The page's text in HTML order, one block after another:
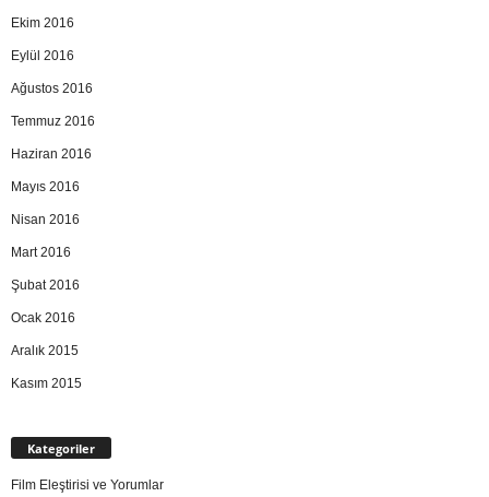
Ekim 2016
Eylül 2016
Ağustos 2016
Temmuz 2016
Haziran 2016
Mayıs 2016
Nisan 2016
Mart 2016
Şubat 2016
Ocak 2016
Aralık 2015
Kasım 2015
Kategoriler
Film Eleştirisi ve Yorumlar